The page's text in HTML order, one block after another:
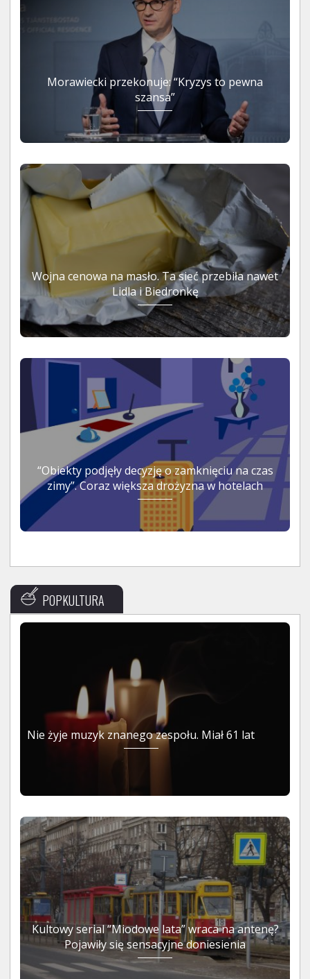
Morawiecki przekonuje: “Kryzys to pewna
szansa”
Wojna cenowa na masło. Ta sieć przebiła nawet
Lidla i Biedronkę
“Obiekty podjęły decyzję o zamknięciu na czas
zimy”. Coraz większa drożyzna w hotelach
POPKULTURA
Nie żyje muzyk znanego zespołu. Miał 61 lat
Kultowy serial “Miodowe lata” wraca na antenę?
Pojawiły się sensacyjne doniesienia